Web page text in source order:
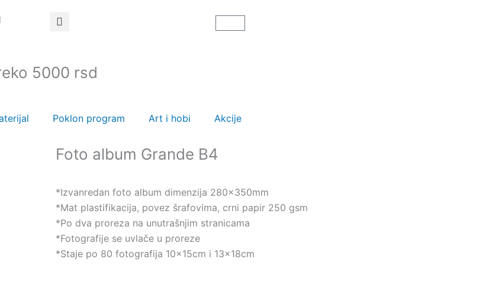
5000 rsd
Poklon program Art i hobi Akcije
Foto album Grande B4
*Izvanredan foto album dimenzija 280x350mm
*Mat plastifikacija, povez šrafovima, crni papir 250 gsm
*Po dva proreza na unutrašnjim stranicama
*Fotografije se uvlače u proreze
*Staje po 80 fotografija 10x15cm i 13x18cm